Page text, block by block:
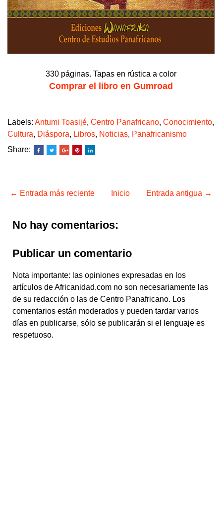
330 páginas. Tapas en rústica a color
Comprar el libro en Gumroad
Labels: Antumi Toasijé, Centro Panafricano, Conocimiento,
Cultura, Diáspora, Libros, Noticias, Panafricanismo
Share:
← Entrada más reciente Entrada antigua →
Inicio
No hay comentarios:
Publicar un comentario
Nota importante: las opiniones expresadas en los
artículos de Africanidad.com no son necesariamente las
de su redacción o las de Centro Panafricano. Los
comentarios están moderados y pueden tardar varios
días en publicarse, sólo se publicarán si el lenguaje es
respetuoso.